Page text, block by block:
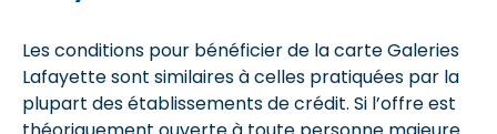
Les conditions pour bénéficier de la carte Galeries
Lafayette sont similaires à celles pratiquées par la
plupart des établissements de crédit. Si l’offre est